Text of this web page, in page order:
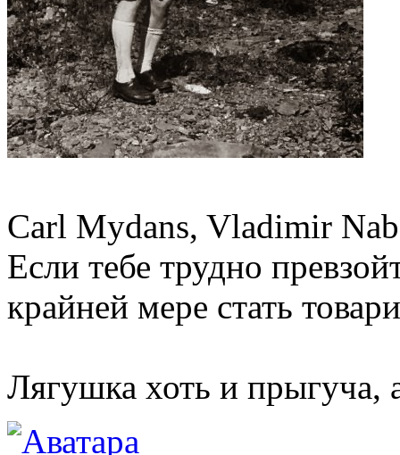
Carl Mydans, Vladimir
Если тебе трудно
крайней мере стать
Лягушка хоть и прыгуча,